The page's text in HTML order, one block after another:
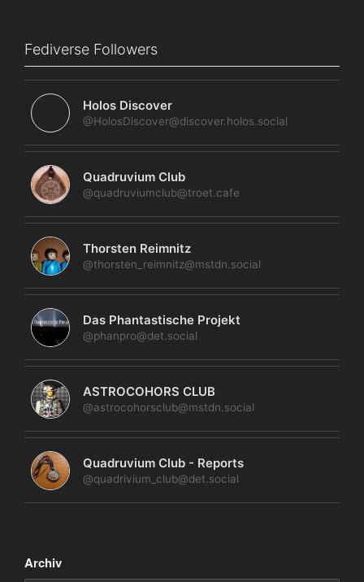
Fediverse Followers
Holos Discover
@HolosDiscover@discover.holos.social
Quadruvium Club
@quadruviumclub@troet.cafe
Thorsten Reimnitz
@thorsten_reimnitz@mstdn.social
Das Phantastische Projekt
@phanpro@det.social
ASTROCOHORS CLUB
@astrocohorsclub@mstdn.social
Quadruvium Club - Reports
@quadrivium_club@det.social
Archiv